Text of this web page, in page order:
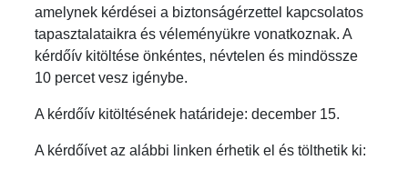
amelynek kérdései a biztonságérzettel kapcsolatos
tapasztalataikra és véleményükre vonatkoznak. A
kérdőív kitöltése önkéntes, névtelen és mindössze
10 percet vesz igénybe.
A kérdőív kitöltésének határideje: december 15.
A kérdőívet az alábbi linken érhetik el és tölthetik ki: